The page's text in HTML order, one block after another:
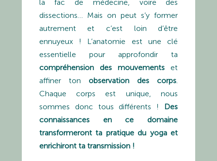
la fac de médecine, voire des
dissections… Mais on peut s’y former
autrement et c’est loin d’être
ennuyeux ! L’anatomie est une clé
essentielle pour approfondir ta
compréhension des mouvements et
affiner ton observation des corps.
Chaque corps est unique, nous
sommes donc tous différents ! Des
connaissances en ce domaine
transformeront ta pratique du yoga et
enrichiront ta transmission !